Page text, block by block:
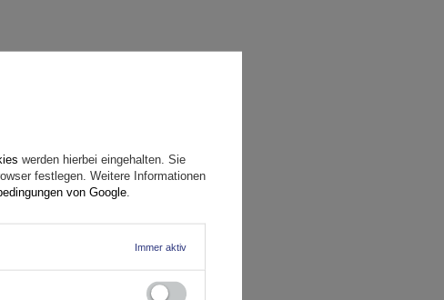
werden hierbei eingehalten. Sie
festlegen. Weitere Informationen
von Google
Immer aktiv